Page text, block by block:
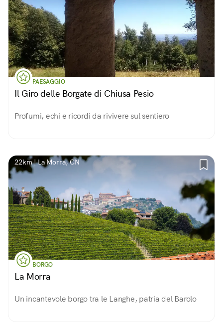
PAESAGGIO
Il Giro delle Borgate di Chiusa Pesio
Profumi, echi e ricordi da rivivere sul sentiero
22km | La Morra, CN
BORGO
La Morra
Un incantevole borgo tra le Langhe, patria del Barolo